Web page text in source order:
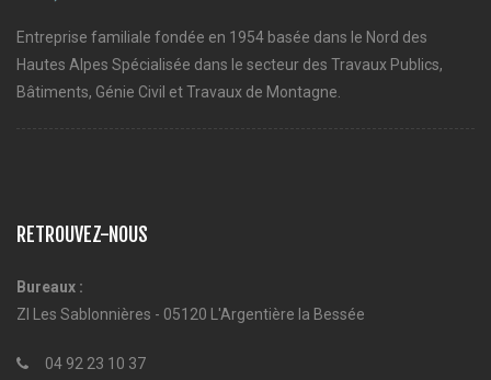
Entreprise familiale fondée en 1954 basée dans le Nord des
Hautes Alpes Spécialisée dans le secteur des Travaux Publics,
Bâtiments, Génie Civil et Travaux de Montagne.
RETROUVEZ-NOUS
Bureaux :
ZI Les Sablonnières - 05120 L'Argentière la Bessée
04 92 23 10 37